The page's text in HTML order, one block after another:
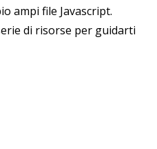
ampi file Javascript.
di risorse per guidarti